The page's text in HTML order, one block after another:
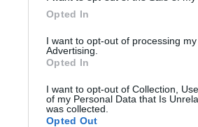
Opted In
I want to opt-out of processing
Advertising.
Opted In
I want to opt-out of Collection,
of my Personal Data that Is
was collected.
Opted Out